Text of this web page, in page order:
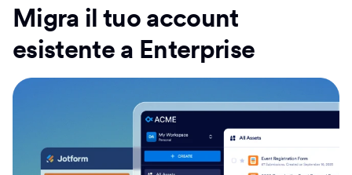
Migra il tuo account
esistente a Enterprise